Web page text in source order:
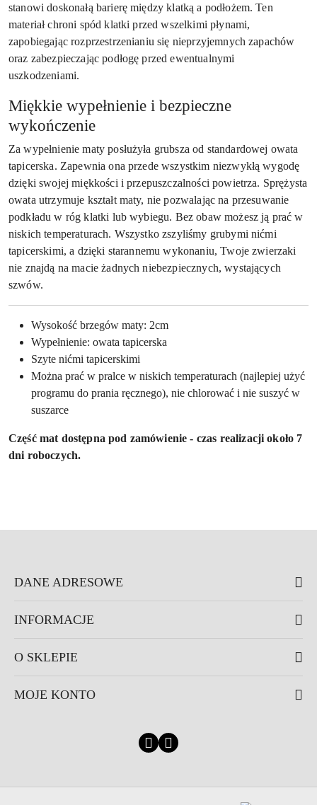
stanowi doskonałą barierę między klatką a podłożem. Ten
materiał chroni spód klatki przed wszelkimi płynami,
zapobiegając rozprzestrzenianiu się nieprzyjemnych zapachów
oraz zabezpieczając podłogę przed ewentualnymi
uszkodzeniami.
Miękkie wypełnienie i bezpieczne
wykończenie
Za wypełnienie maty posłużyła grubsza od standardowej owata
tapicerska. Zapewnia ona przede wszystkim niezwykłą wygodę
dzięki swojej miękkości i przepuszczalności powietrza. Sprężysta
owata utrzymuje kształt maty, nie pozwalając na przesuwanie
podkładu w róg klatki lub wybiegu. Bez obaw możesz ją prać w
niskich temperaturach. Wszystko zszyliśmy grubymi nićmi
tapicerskimi, a dzięki starannemu wykonaniu, Twoje zwierzaki
nie znajdą na macie żadnych niebezpiecznych, wystających
szwów.
Wysokość brzegów maty: 2cm
Wypełnienie: owata tapicerska
Szyte nićmi tapicerskimi
Można prać w pralce w niskich temperaturach (najlepiej użyć
programu do prania ręcznego), nie chlorować i nie suszyć w
suszarce
Część mat dostępna pod zamówienie - czas realizacji około 7
dni roboczych.
DANE ADRESOWE
INFORMACJE
O SKLEPIE
MOJE KONTO